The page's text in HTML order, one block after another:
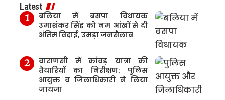
Latest
बलिया में बसपा विधायक
उमाशंकर सिंह को नम आंखों से दी
अंतिम विदाई, उमड़ा जनसैलाब
वाराणसी में कांवड़ यात्रा की
तैयारियों का निरीक्षण: पुलिस
आयुक्त व जिलाधिकारी ने लिया
जायजा